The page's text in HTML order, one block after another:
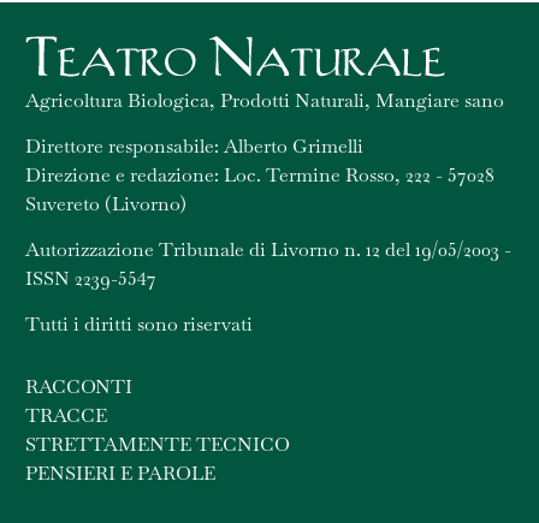
Agricoltura Biologica, Prodotti Naturali, Mangiare sano
Direttore responsabile: Alberto Grimelli
Direzione e redazione: Loc. Termine Rosso, 222 - 57028
Suvereto (Livorno)
Autorizzazione Tribunale di Livorno n. 12 del 19/05/2003 -
ISSN 2239-5547
Tutti i diritti sono riservati
RACCONTI
TRACCE
STRETTAMENTE TECNICO
PENSIERI E PAROLE